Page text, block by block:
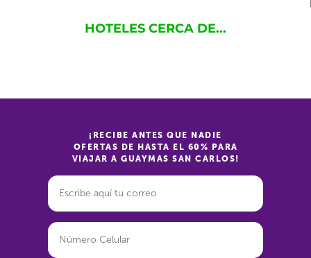
HOTELES CERCA DE...
¡RECIBE ANTES QUE NADIE
OFERTAS DE HASTA EL 60% PARA
VIAJAR A GUAYMAS SAN CARLOS!